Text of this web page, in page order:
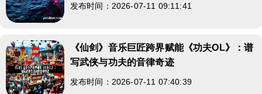
发布时间：2026-07-11 09:11:41
《仙剑》音乐巨匠跨界赋能《功夫OL》：谱
写武侠与功夫的音律奇迹
发布时间：2026-07-11 07:40:39